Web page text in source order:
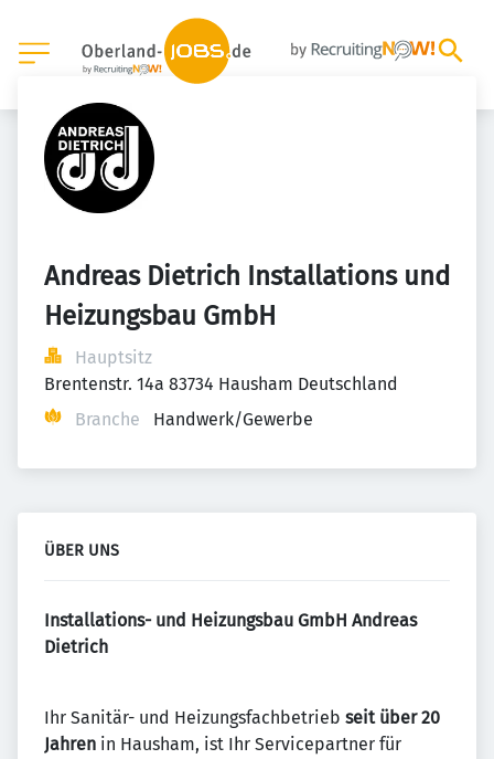
Andreas Dietrich Installations und
Heizungsbau GmbH
Hauptsitz
Brentenstr. 14a 83734 Hausham Deutschland
Branche
Handwerk/Gewerbe
ÜBER UNS
Installations- und Heizungsbau GmbH Andreas
Dietrich
Ihr Sanitär- und Heizungsfachbetrieb seit über 20
Jahren in Hausham, ist Ihr Servicepartner für